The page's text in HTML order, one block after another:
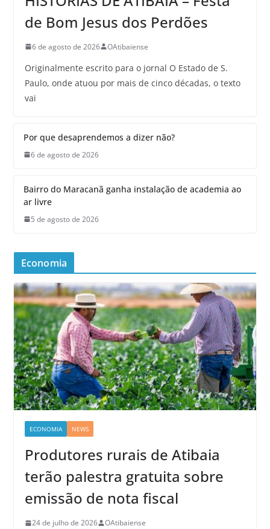
de Bom Jesus dos Perdões
6 de agosto de 2026 OAtibaiense
Originalmente escrito para o jornal O Estado de S.
Paulo, onde atuou por mais de cinco décadas, o texto
vai
Por que desaprendemos a dizer não?
6 de agosto de 2026
Bairro do Maracanã ganha instalação de academia ao
ar livre
5 de agosto de 2026
Economia
ECONOMIA NEWS
Produtores rurais de Atibaia
terão palestra gratuita sobre
emissão de nota fiscal
24 de julho de 2026 OAtibaiense